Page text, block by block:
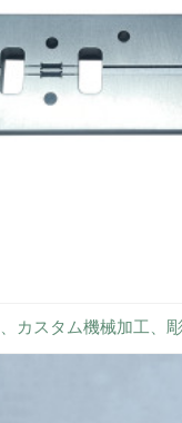
カスタム機械加工、